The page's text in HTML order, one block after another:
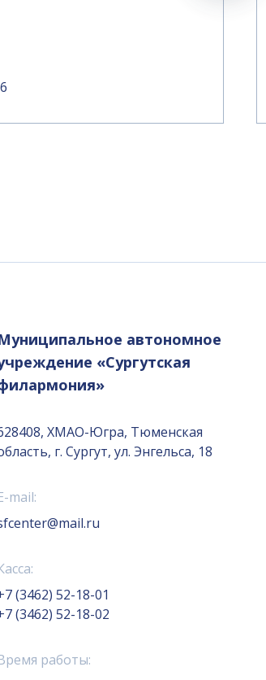
автономное
«Сургутская
ХМАО-Югра, Тюменская
г. Сургут, ул. Энгельса, 18
mail:
(3462) 52-18-01
(3462) 52-18-02
работы: